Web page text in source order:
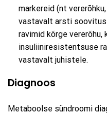
markereid (nt
vastavalt arsti
ravimid kõrge
insuliiniresistentsuse
vastavalt juhistele.
Diagnoos
Metaboolse sündroomi